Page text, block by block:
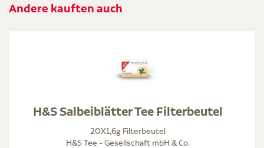
Andere kauften auch
H&S Salbeiblätter Tee Filterbeutel
20X1,6g Filterbeutel
H&S Tee - Gesellschaft mbH & Co.